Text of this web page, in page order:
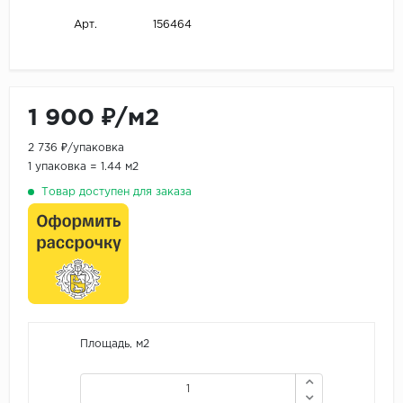
Арт. 156464
1 900 ₽/м2
2 736 ₽/упаковка
1 упаковка = 1.44 м2
Товар доступен для заказа
Площадь, м2